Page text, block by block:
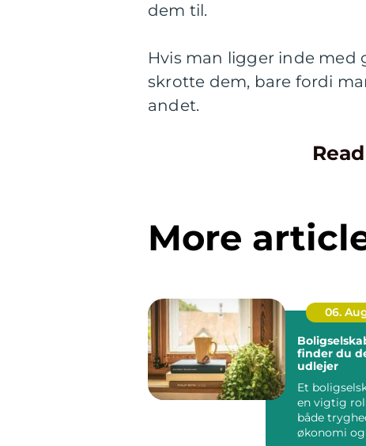
dem til.
Hvis man ligger inde med
skrotte dem, bare fordi
andet.
More
06.
finder du
udlejer
Et
en vigtig
både
økonomi og